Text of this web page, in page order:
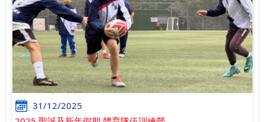
31/12/2025